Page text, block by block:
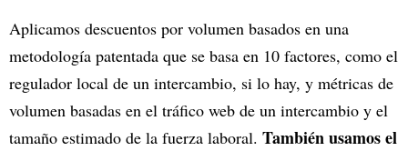
Aplicamos descuentos por volumen basados en una
metodología patentada que se basa en 10 factores, como el
regulador local de un intercambio, si lo hay, y métricas de
volumen basadas en el tráfico web de un intercambio y el
tamaño estimado de la fuerza laboral. También usamos el